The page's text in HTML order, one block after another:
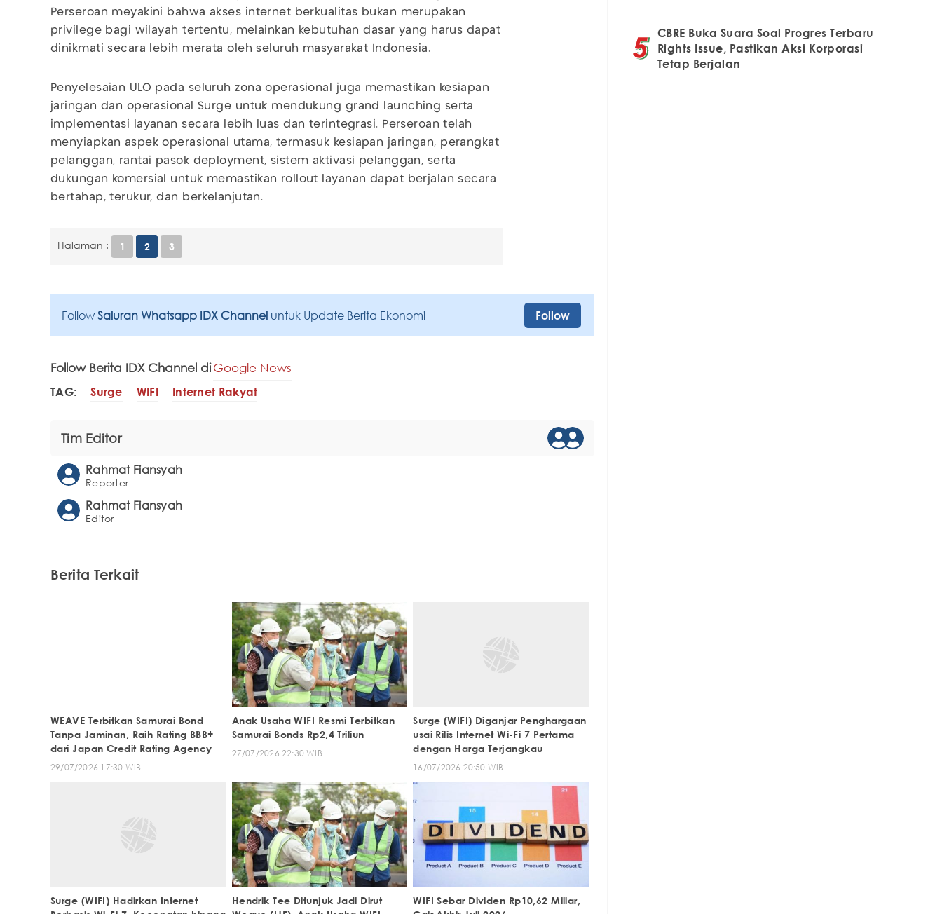
Perseroan meyakini bahwa akses internet berkualitas bukan merupakan
privilege bagi wilayah tertentu, melainkan kebutuhan dasar yang harus dapat
dinikmati secara lebih merata oleh seluruh masyarakat Indonesia.
Penyelesaian ULO pada seluruh zona operasional juga memastikan kesiapan
jaringan dan operasional Surge untuk mendukung grand launching serta
implementasi layanan secara lebih luas dan terintegrasi. Perseroan telah
menyiapkan aspek operasional utama, termasuk kesiapan jaringan, perangkat
pelanggan, rantai pasok deployment, sistem aktivasi pelanggan, serta
dukungan komersial untuk memastikan rollout layanan dapat berjalan secara
bertahap, terukur, dan berkelanjutan.
Halaman : 1 2 3
Follow Saluran Whatsapp IDX Channel untuk Update Berita Ekonomi Follow
Follow Berita IDX Channel diGoogle News
TAG: Surge WIFI Internet Rakyat
Tim Editor
Rahmat Fiansyah
Reporter
Rahmat Fiansyah
Editor
Berita Terkait
WEAVE Terbitkan Samurai Bond
Tanpa Jaminan, Raih Rating BBB+
dari Japan Credit Rating Agency
29/07/2026 17:30 WIB
Anak Usaha WIFI Resmi Terbitkan
Samurai Bonds Rp2,4 Triliun
27/07/2026 22:30 WIB
Surge (WIFI) Diganjar Penghargaan
usai Rilis Internet Wi-Fi 7 Pertama
dengan Harga Terjangkau
16/07/2026 20:50 WIB
Surge (WIFI) Hadirkan Internet
Hendrik Tee Ditunjuk Jadi Dirut
WIFI Sebar Dividen Rp10,62 Miliar,
CBRE Buka Suara Soal Progres Terbaru
Rights Issue, Pastikan Aksi Korporasi
Tetap Berjalan